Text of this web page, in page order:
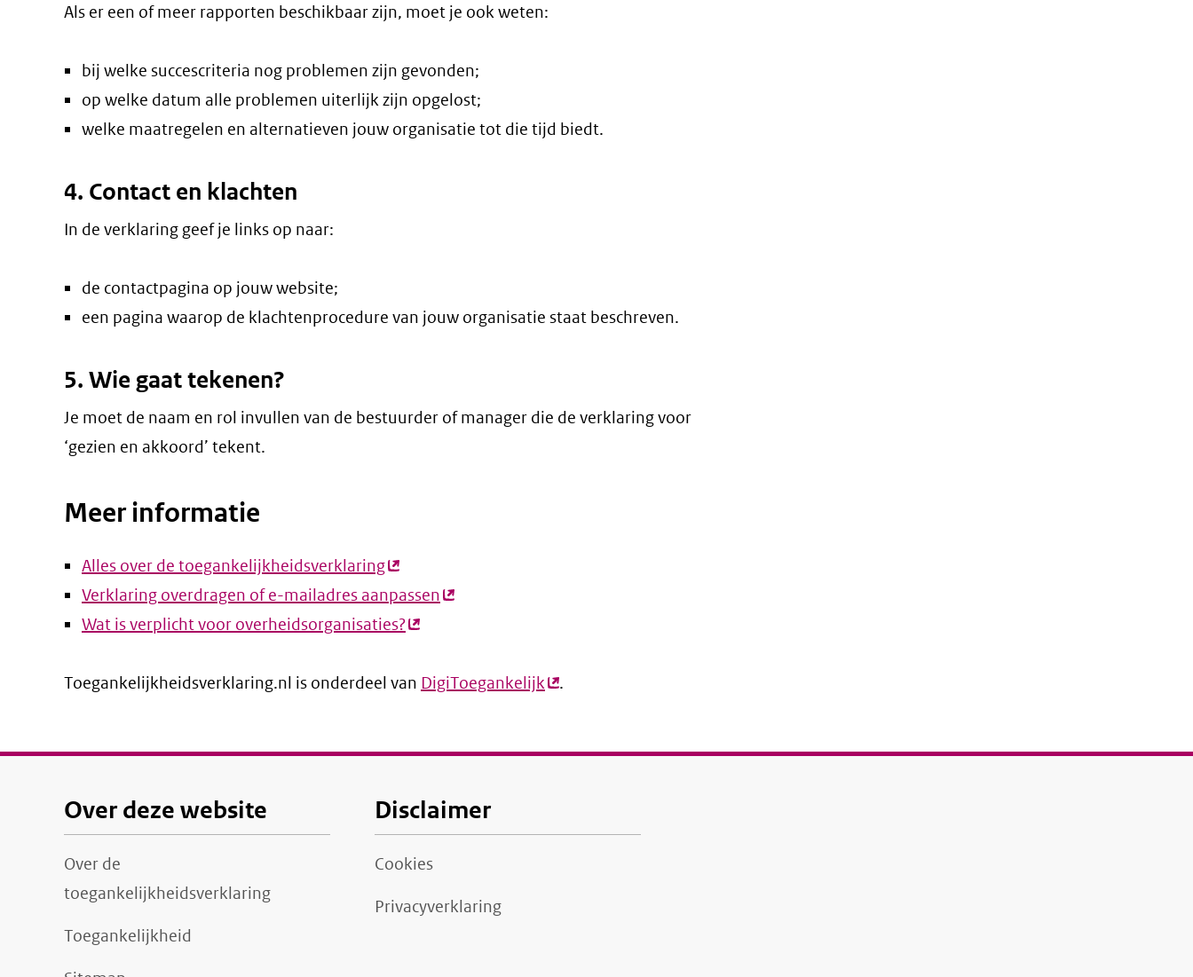
Als er een of meer rapporten beschikbaar zijn, moet je ook weten:
bij welke succescriteria nog problemen zijn gevonden;
op welke datum alle problemen uiterlijk zijn opgelost;
welke maatregelen en alternatieven jouw organisatie tot die tijd biedt.
4. Contact en klachten
In de verklaring geef je links op naar:
de contactpagina op jouw website;
een pagina waarop de klachtenprocedure van jouw organisatie staat beschreven.
5. Wie gaat tekenen?
Je moet de naam en rol invullen van de bestuurder of manager die de verklaring voor
‘gezien en akkoord’ tekent.
Meer informatie
Alles over de toegankelijkheidsverklaring(externe
link)
Verklaring overdragen of e-mailadres aanpassen(externe
Wat is verplicht voor overheidsorganisaties?(externe
Toegankelijkheidsverklaring.nl is onderdeel van DigiToegankelijk(externe
.
Over deze website
Over de
toegankelijkheidsverklaring
Toegankelijkheid
Disclaimer
Cookies
Privacyverklaring